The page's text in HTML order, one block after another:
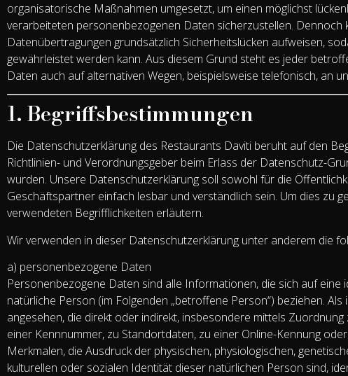
organisatorische Maßnahmen umgesetzt, um einen möglichst
verarbeiteten personenbezogenen Daten sicherzustellen. Dennoch
Datenübertragungen grundsätzlich Sicherheitslücken aufweisen,
gewährleistet werden kann. Aus diesem Grund steht es jeder
Daten auch auf alternativen Wegen, beispielsweise telefonisch, an
1. Begriffsbestimmungen
Die Datenschutzerklärung des Restaurants Daviti beruht auf den
Richtlinien- und Verordnungsgeber beim Erlass der Datenschutz-
wurden. Unsere Datenschutzerklärung soll sowohl für die
Geschäftspartner einfach lesbar und verständlich sein. Um dies zu
verwendeten Begrifflichkeiten erläutern.
Wir verwenden in dieser Datenschutzerklärung unter anderem die
a) personenbezogene Daten
Personenbezogene Daten sind alle Informationen, die sich auf
natürliche Person (im Folgenden „betroffene Person“) beziehen.
angesehen, die direkt oder indirekt, insbesondere mittels
einer Kennnummer, zu Standortdaten, zu einer Online-Kennung
Merkmalen, die Ausdruck der physischen, physiologischen,
kulturellen oder sozialen Identität dieser natürlichen Person sind,